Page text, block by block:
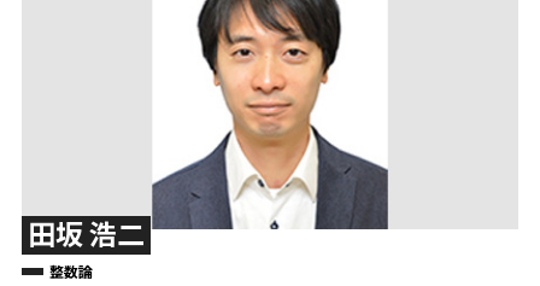
田坂 浩二
整数論